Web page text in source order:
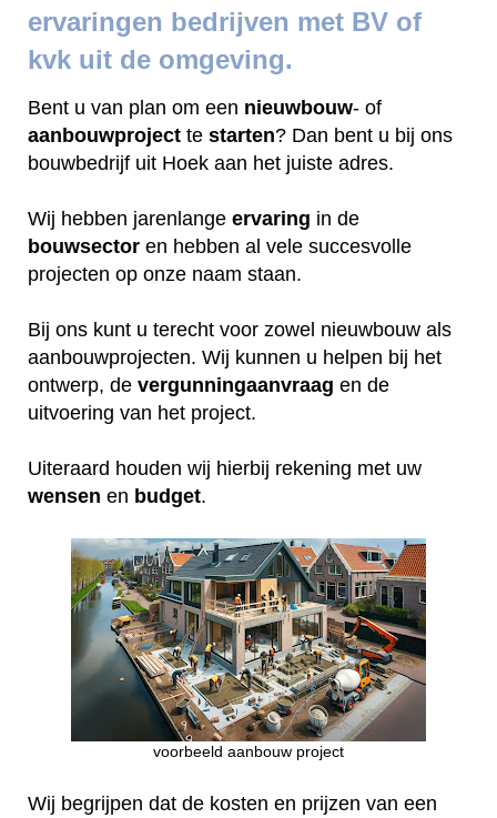
ervaringen bedrijven met BV of
kvk uit de omgeving.
Bent u van plan om een nieuwbouw- of
aanbouwproject te starten? Dan bent u bij ons
bouwbedrijf uit Hoek aan het juiste adres.
Wij hebben jarenlange ervaring in de
bouwsector en hebben al vele succesvolle
projecten op onze naam staan.
Bij ons kunt u terecht voor zowel nieuwbouw als
aanbouwprojecten. Wij kunnen u helpen bij het
ontwerp, de vergunningaanvraag en de
uitvoering van het project.
Uiteraard houden wij hierbij rekening met uw
wensen en budget.
voorbeeld aanbouw project
Wij begrijpen dat de kosten en prijzen van een